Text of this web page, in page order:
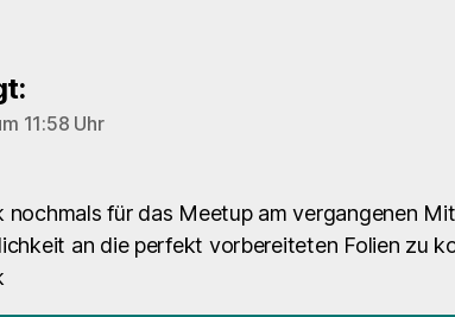
11:58 Uhr
nochmals für das Meetup am vergangenen
an die perfekt vorbereiteten Folien zu